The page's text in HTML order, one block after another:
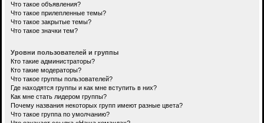
Что такое объявления?
Что такое прилепленные темы?
Что такое закрытые темы?
Что такое значки тем?
Уровни пользователей и группы
Кто такие администраторы?
Кто такие модераторы?
Что такое группы пользователей?
Где находятся группы и как мне вступить в них?
Как мне стать лидером группы?
Почему названия некоторых групп имеют разные цвета?
Что такое группа по умолчанию?